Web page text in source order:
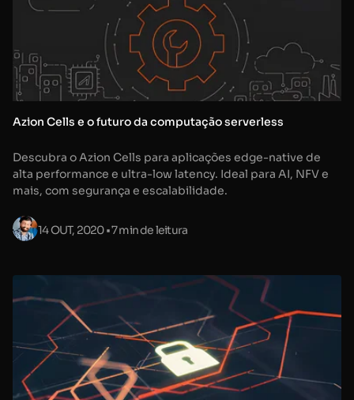
Azion Cells e o futuro da computação serverless
Descubra o Azion Cells para aplicações edge-native de
alta performance e ultra-low latency. Ideal para AI, NFV e
mais, com segurança e escalabilidade.
14 OUT, 2020• 7 min de leitura